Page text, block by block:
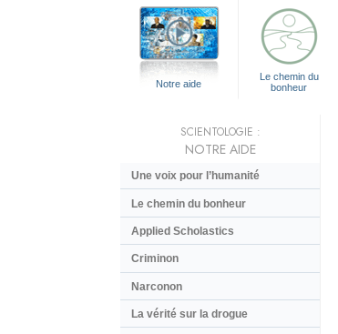
Notre aide
Le chemin du
bonheur
SCIENTOLOGIE :
NOTRE AIDE
Une voix pour l’humanité
Le chemin du bonheur
Applied Scholastics
Criminon
Narconon
La vérité sur la drogue